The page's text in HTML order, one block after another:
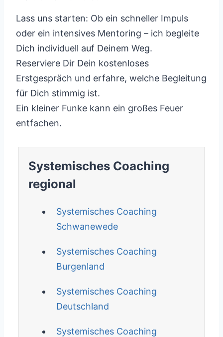
Lass uns starten: Ob ein schneller Impuls
oder ein intensives Mentoring – ich begleite
Dich individuell auf Deinem Weg.
Reserviere Dir Dein kostenloses
Erstgespräch und erfahre, welche Begleitung
für Dich stimmig ist.
Ein kleiner Funke kann ein großes Feuer
entfachen.
Systemisches Coaching
regional
Systemisches Coaching
Schwanewede
Systemisches Coaching
Burgenland
Systemisches Coaching
Deutschland
Systemisches Coaching